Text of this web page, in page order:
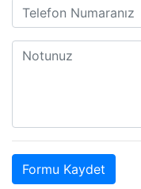
Formu Kaydet